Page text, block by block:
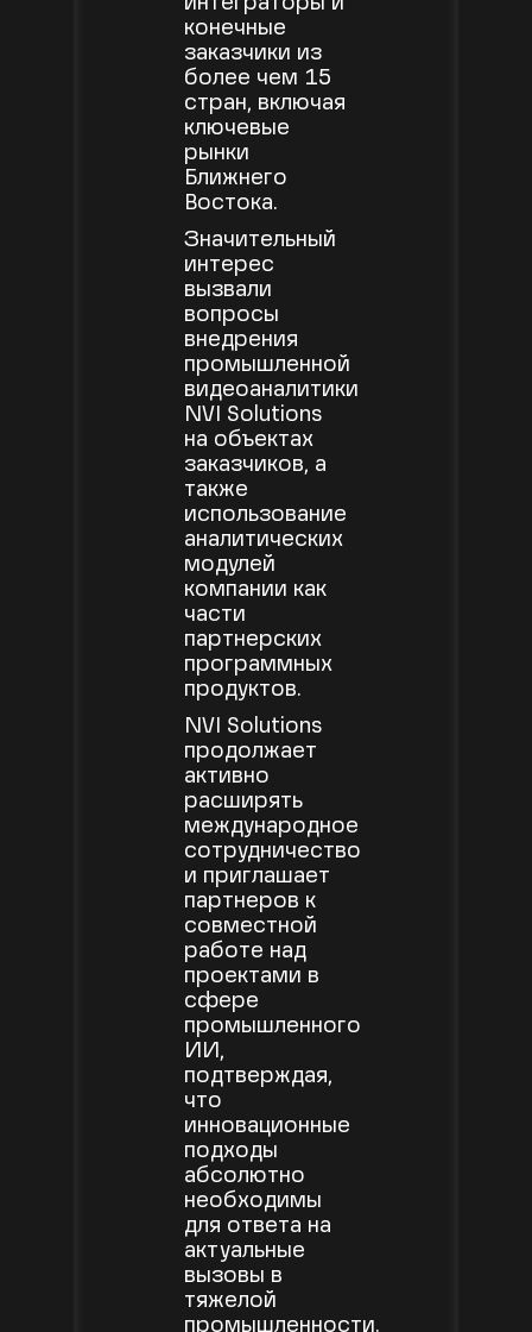
конечные
заказчики из
более чем 15
стран, включая
ключевые
рынки
Ближнего
Востока.
Значительный
интерес
вызвали
вопросы
внедрения
промышленной
видеоаналитики
NVI Solutions
на объектах
заказчиков, а
также
использование
аналитических
модулей
компании как
части
партнерских
программных
продуктов.
NVI Solutions
продолжает
активно
расширять
международное
сотрудничество
и приглашает
партнеров к
совместной
работе над
проектами в
сфере
промышленного
ИИ,
подтверждая,
что
инновационные
подходы
абсолютно
необходимы
для ответа на
актуальные
вызовы в
тяжелой
промышленности.